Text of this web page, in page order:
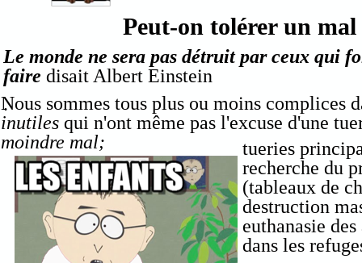
Le monde ne sera pas détruit par ceux qui
faire disait Albert Einstein
.
Peut-on tolérer un
Nous sommes tous plus ou moins complices
inutiles qui n'ont même pas l'excuse d'une
moindre mal;
tueries
recherche du
(tableaux de
destruction
euthanasie
dans les